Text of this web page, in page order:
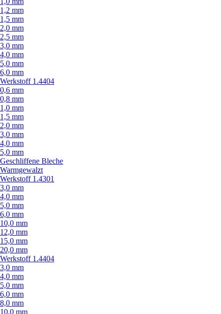
1,2 mm
1,5 mm
2,0 mm
2,5 mm
3,0 mm
4,0 mm
5,0 mm
6,0 mm
Werkstoff 1.4404
0,6 mm
0,8 mm
1,0 mm
1,5 mm
2,0 mm
3,0 mm
4,0 mm
5,0 mm
Geschliffene Bleche
Warmgewalzt
Werkstoff 1.4301
3,0 mm
4,0 mm
5,0 mm
6,0 mm
10,0 mm
12,0 mm
15,0 mm
20,0 mm
Werkstoff 1.4404
3,0 mm
4,0 mm
5,0 mm
6,0 mm
8,0 mm
10,0 mm